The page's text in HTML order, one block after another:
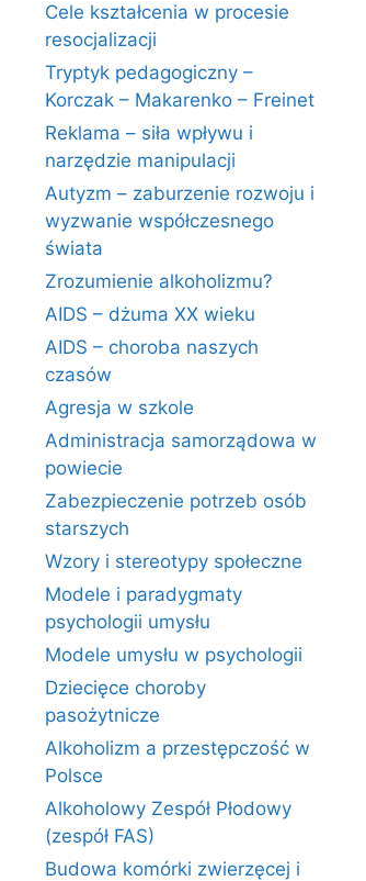
Cele kształcenia w procesie
resocjalizacji
Tryptyk pedagogiczny –
Korczak – Makarenko – Freinet
Reklama – siła wpływu i
narzędzie manipulacji
Autyzm – zaburzenie rozwoju i
wyzwanie współczesnego
świata
Zrozumienie alkoholizmu?
AIDS – dżuma XX wieku
AIDS – choroba naszych
czasów
Agresja w szkole
Administracja samorządowa w
powiecie
Zabezpieczenie potrzeb osób
starszych
Wzory i stereotypy społeczne
Modele i paradygmaty
psychologii umysłu
Modele umysłu w psychologii
Dziecięce choroby
pasożytnicze
Alkoholizm a przestępczość w
Polsce
Alkoholowy Zespół Płodowy
(zespół FAS)
Budowa komórki zwierzęcej i